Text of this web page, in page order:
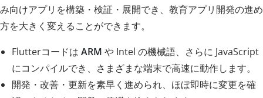
み向けアプリを構築・検証・展開でき、教育アプリ開発の進め
方を大きく変えることができます。
Flutterコードは ARM や Intel の機械語、さらに JavaScript
にコンパイルでき、さまざまな端末で高速に動作します。
開発・改善・更新を素早く進められ、ほぼ即時に変更を確